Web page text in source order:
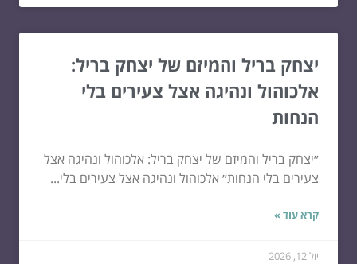
יצחק בריל והמיזם של יצחק בריל:
אלכוהול ונהיגה אצל צעירים בלי
הנחות
״יצחק בריל והמיזם של יצחק בריל: אלכוהול ונהיגה אצל
צעירים בלי הנחות״ אלכוהול ונהיגה אצל צעירים בלי...
קרא עוד »
יול 12, 2026